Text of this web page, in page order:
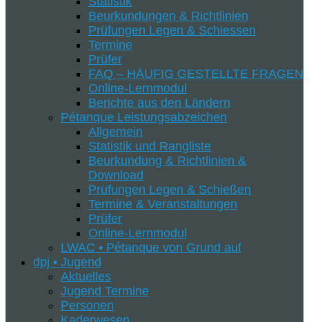
Beurkundungen & Richtlinien
Prüfungen Legen & Schiessen
Termine
Prüfer
FAQ – HÄUFIG GESTELLTE FRAGEN
Online-Lernmodul
Berichte aus den Ländern
Pétanque Leistungsabzeichen
Allgemein
Statistik und Rangliste
Beurkundung & Richtlinien &
Download
Prüfungen Legen & Schießen
Termine & Veranstaltungen
Prüfer
Online-Lernmodul
LWAC • Pétanque von Grund auf
dpj • Jugend
Aktuelles
Jugend Termine
Personen